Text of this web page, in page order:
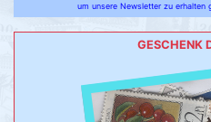
um unsere Newsletter zu erhalten
GESCHENK